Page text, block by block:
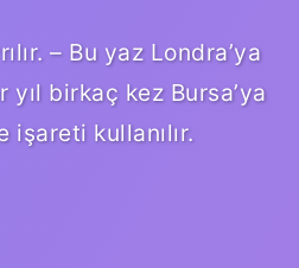
– Bu yaz Londra’ya
birkaç kez Bursa’ya
kullanılır.